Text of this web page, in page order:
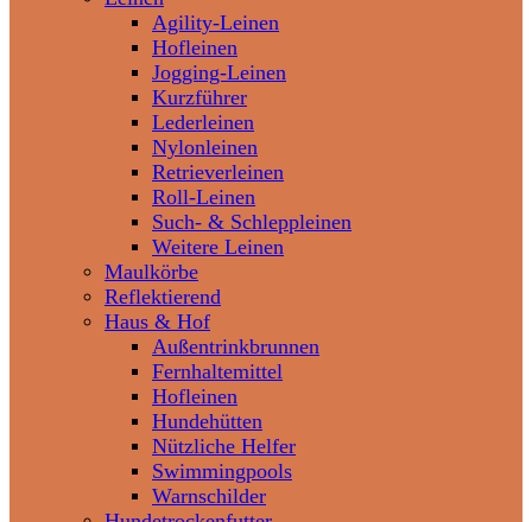
Agility-Leinen
Hofleinen
Jogging-Leinen
Kurzführer
Lederleinen
Nylonleinen
Retrieverleinen
Roll-Leinen
Such- & Schleppleinen
Weitere Leinen
Maulkörbe
Reflektierend
Haus & Hof
Außentrinkbrunnen
Fernhaltemittel
Hofleinen
Hundehütten
Nützliche Helfer
Swimmingpools
Warnschilder